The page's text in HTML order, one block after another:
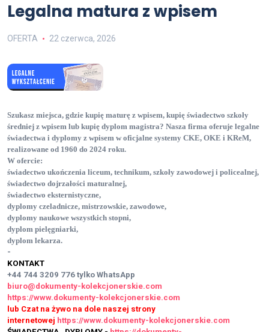
Legalna matura z wpisem
OFERTA 22 czerwca, 2026
Szukasz miejsca, gdzie kupię maturę z wpisem, kupię świadectwo szkoły
średniej z wpisem lub kupię dyplom magistra? Nasza firma oferuje legalne
świadectwa i dyplomy z wpisem w oficjalne systemy CKE, OKE i KReM,
realizowane od 1960 do 2024 roku.
W ofercie:
świadectwo ukończenia liceum, technikum, szkoły zawodowej i policealnej,
świadectwo dojrzałości maturalnej,
świadectwo eksternistyczne,
dyplomy czeladnicze, mistrzowskie, zawodowe,
dyplomy naukowe wszystkich stopni,
dyplom pielęgniarki,
dyplom lekarza.
-
KONTAKT
+44 744 3209 776 tylko WhatsApp
biuro@dokumenty-kolekcjonerskie.com
https://www.dokumenty-kolekcjonerskie.com
lub Czat na żywo na dole naszej strony
internetowej https://www.dokumenty-kolekcjonerskie.com